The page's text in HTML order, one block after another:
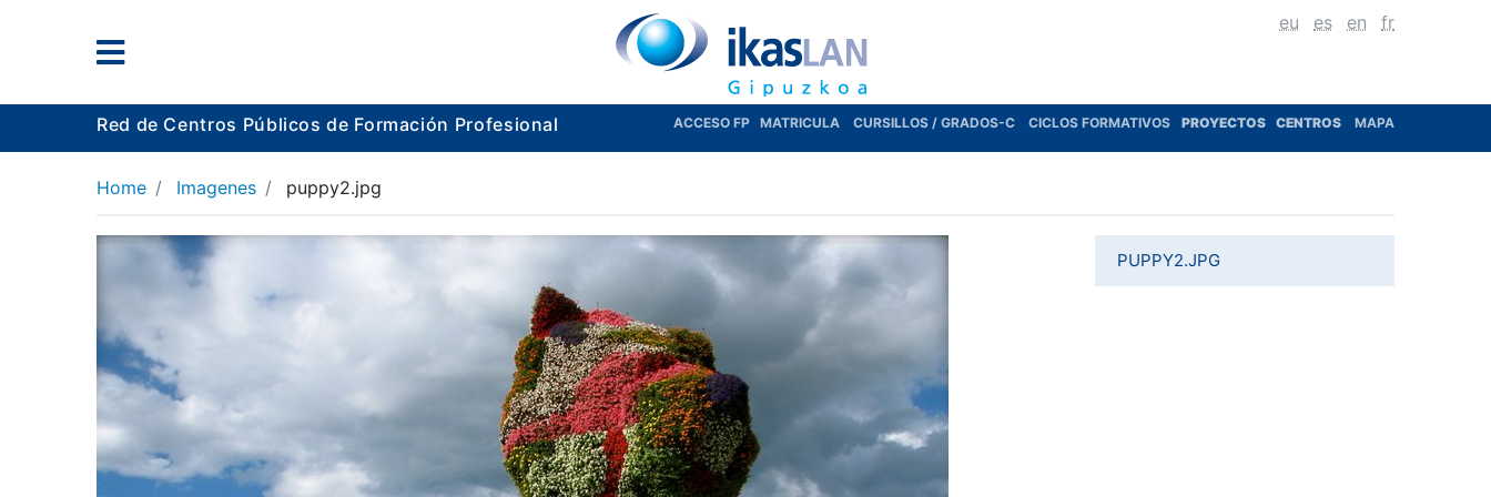
eu es en fr
Red de Centros Públicos de Formación Profesional ACCESO FP MATRICULA CURSILLOS / GRADOS-C CICLOS FORMATIVOS PROYECTOS CENTROS MAPA
Home Imagenes puppy2.jpg
PUPPY2.JPG